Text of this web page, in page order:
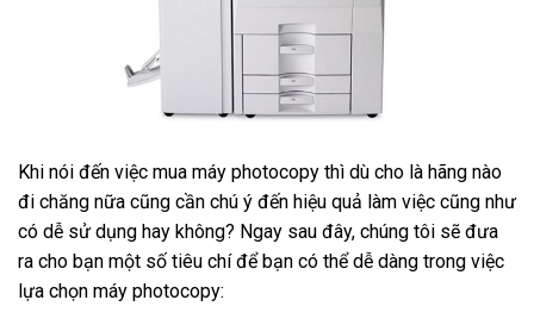
Khi nói đến việc mua máy photocopy thì dù cho là hãng nào
đi chăng nữa cũng cần chú ý đến hiệu quả làm việc cũng như
có dễ sử dụng hay không? Ngay sau đây, chúng tôi sẽ đưa
ra cho bạn một số tiêu chí để bạn có thể dễ dàng trong việc
lựa chọn máy photocopy: